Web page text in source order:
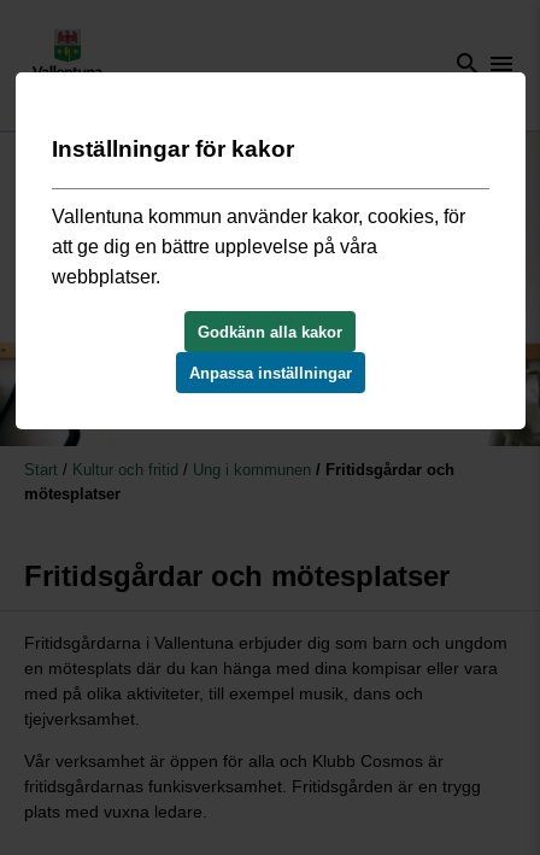
search menu
Start / Kultur och fritid / Ung i kommunen / Fritidsgårdar och
mötesplatser
Fritidsgårdar och mötesplatser
Fritidsgårdarna i Vallentuna erbjuder dig som barn och ungdom
en mötesplats där du kan hänga med dina kompisar eller vara
med på olika aktiviteter, till exempel musik, dans och
tjejverksamhet.
Vår verksamhet är öppen för alla och Klubb Cosmos är
fritidsgårdarnas funkisverksamhet. Fritidsgården är en trygg
plats med vuxna ledare.
Inställningar för kakor
Vallentuna kommun använder kakor, cookies, för
att ge dig en bättre upplevelse på våra
webbplatser.
Godkänn alla kakor
Anpassa inställningar